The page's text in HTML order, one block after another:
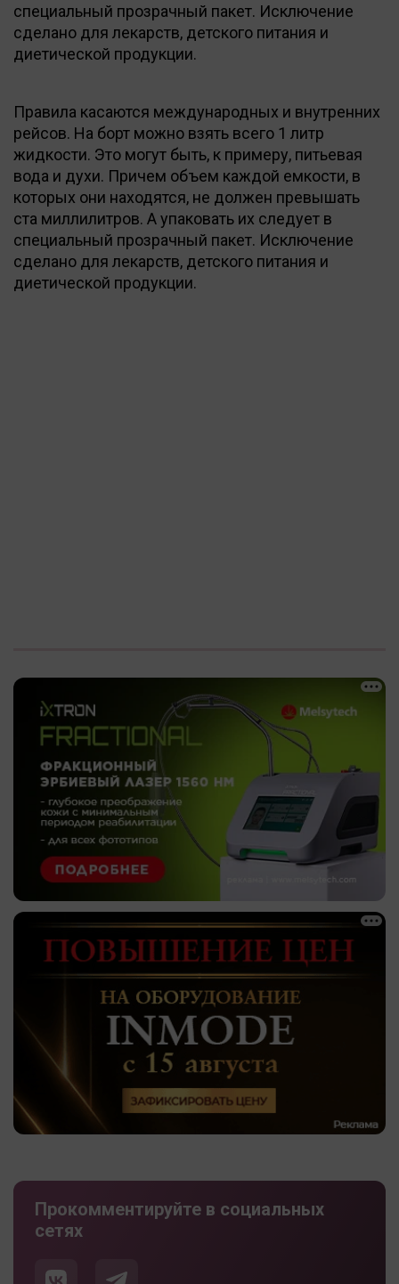
специальный прозрачный пакет. Исключение
сделано для лекарств, детского питания и
диетической продукции.
Правила касаются международных и внутренних
рейсов. На борт можно взять всего 1 литр
жидкости. Это могут быть, к примеру, питьевая
вода и духи. Причeм объeм каждой eмкости, в
которых они находятся, не должен превышать
ста миллилитров. А упаковать их следует в
специальный прозрачный пакет. Исключение
сделано для лекарств, детского питания и
диетической продукции.
Прокомментируйте в социальных
сетях